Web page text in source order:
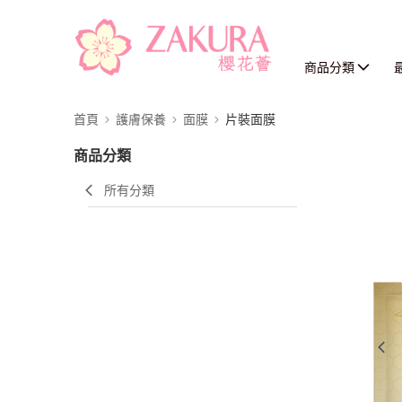
商品分類
首頁 護膚保養 面膜 片裝面膜
商品分類
所有分類